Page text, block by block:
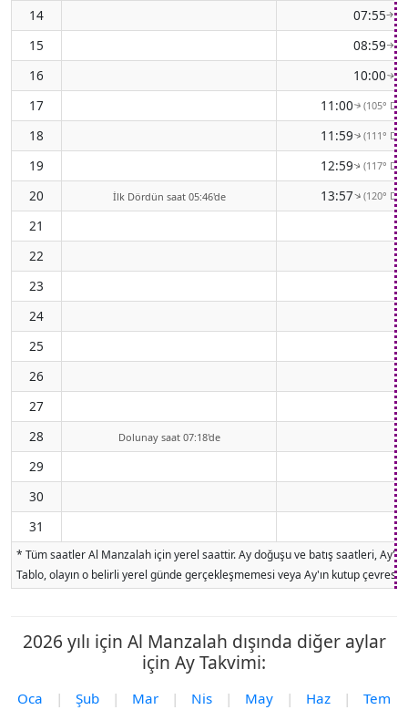
14 07:55↑
15 08:59↑
16 10:00↑
17 11:00↑(105°
18 11:59↑(111°
19 12:59↑(117°
20 İlk Dördün saat 05:46'de 13:57↑(120°
21
22
23
24
25
26
27
28
Dolunay saat 07:18'de
29
30
31
* Tüm saatler Al Manzalah için yerel saattir. Ay doğuşu ve batış saatleri,
Tablo, olayın o belirli yerel günde gerçekleşmemesi veya Ay'ın kutup
2026 yılı için Al Manzalah dışında diğer aylar
için Ay Takvimi:
Oca | Şub | Mar | Nis | May | Haz |
Tem